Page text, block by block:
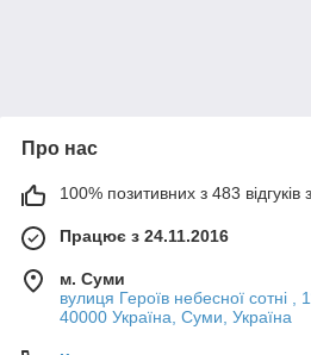
Про нас
100% позитивних з 483 відгуків
Працює з 24.11.2016
м. Суми
вулиця Героїв небесної сотні
40000 Україна, Суми, Україна